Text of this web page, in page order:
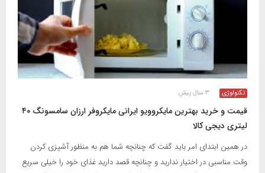
تکنولوژی ۳ سال پیش
قیمت و خرید بهترین مایکروویو ایرانی مایکروفر ارزان سامسونگ ۴۰
لیتری دیجی کالا
در همین ابتدای امر باید گفت که چنانچه شما هم به منظور آشپزی کردن
وقت مناسبی در اختیار ندارید و چنانچه قصد دارید غذای خود را خیلی سریع